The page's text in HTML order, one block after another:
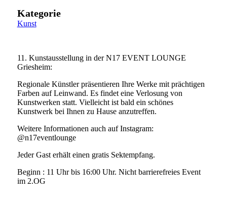
Kategorie
Kunst
11. Kunstausstellung in der N17 EVENT LOUNGE
Griesheim:
Regionale Künstler präsentieren Ihre Werke mit prächtigen
Farben auf Leinwand. Es findet eine Verlosung von
Kunstwerken statt. Vielleicht ist bald ein schönes
Kunstwerk bei Ihnen zu Hause anzutreffen.
Weitere Informationen auch auf Instagram:
@n17eventlounge
Jeder Gast erhält einen gratis Sektempfang.
Beginn : 11 Uhr bis 16:00 Uhr. Nicht barrierefreies Event
im 2.OG